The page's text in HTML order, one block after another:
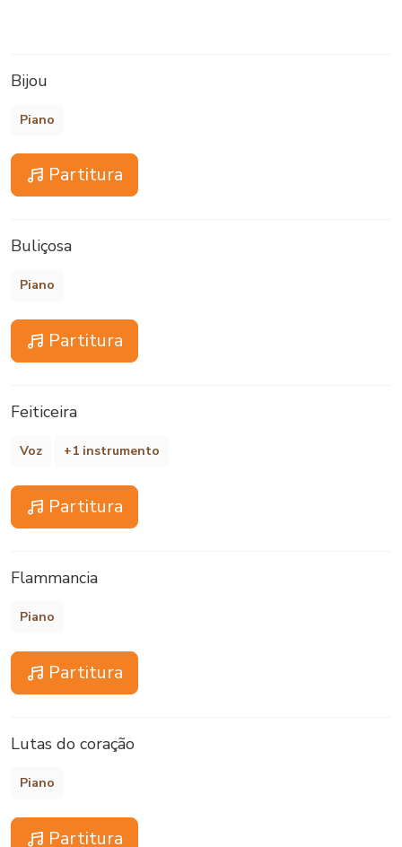
Bijou
Piano
Partitura
Buliçosa
Piano
Partitura
Feiticeira
Voz +1 instrumento
Partitura
Flammancia
Piano
Partitura
Lutas do coração
Piano
Partitura